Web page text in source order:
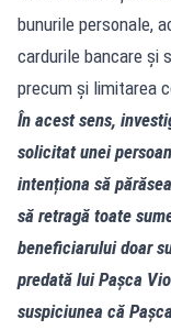
bunurile personale,
cardurile bancare și
precum și limitarea
În acest sens,
solicitat unei
intenționa să
să retragă toate
beneficiarului doar
predată lui Pașca
suspiciunea că